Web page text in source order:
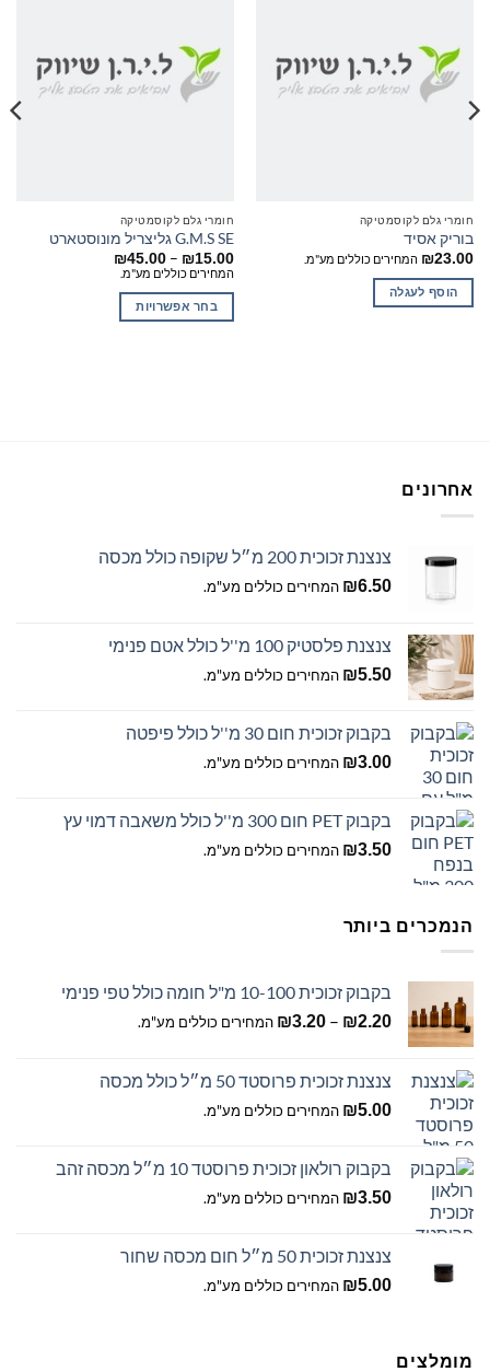
חומרי גלם לקוסמטיקה
בוריק אסיד
₪23.00 המחירים כוללים מע"מ.
הוסף לעגלה
חומרי גלם לקוסמטיקה
G.M.S SE גליצריל מונוסטארט
₪15.00
–
₪45.00
טווח
המחירים כוללים מע"מ.
בחר אפשרויות
המוצר
אחרונים
צנצנת זכוכית 200 מ״ל שקופה כולל מכסה
₪6.50 המחירים כוללים מע"מ.
צנצנת פלסטיק 100 מ''ל כולל אטם פנימי
₪5.50 המחירים כוללים מע"מ.
בקבוק זכוכית חום 30 מ''ל כולל פיפטה
₪3.00 המחירים כוללים מע"מ.
בקבוק PET חום 300 מ''ל כולל משאבה דמוי עץ
₪3.50 המחירים כוללים מע"מ.
הנמכרים ביותר
בקבוק זכוכית 10-100 מ"ל חומה כולל טפי פנימי
₪2.20
–
₪3.20
טווח
עד
המחירים כוללים מע"מ.
צנצנת זכוכית פרוסטד 50 מ״ל כולל מכסה
₪5.00 המחירים כוללים מע"מ.
בקבוק רולאון זכוכית פרוסטד 10 מ״ל מכסה זהב
₪3.50 המחירים כוללים מע"מ.
צנצנת זכוכית 50 מ״ל חום מכסה שחור
₪5.00 המחירים כוללים מע"מ.
מומלצים